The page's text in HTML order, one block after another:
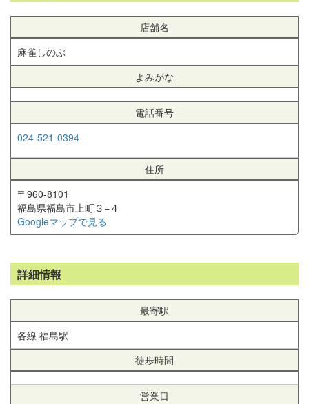
店舗名
麻雀しのぶ
よみがな
電話番号
024-521-0394
住所
〒960-8101
福島県福島市上町３−４
Googleマップで見る
詳細情報
最寄駅
各線 福島駅
徒歩時間
営業日